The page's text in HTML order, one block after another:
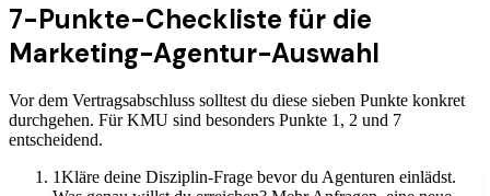
7-Punkte-Checkliste für die
Marketing-Agentur-Auswahl
Vor dem Vertragsabschluss solltest du diese sieben Punkte konkret
durchgehen. Für KMU sind besonders Punkte 1, 2 und 7
entscheidend.
1Kläre deine Disziplin-Frage bevor du Agenturen einlädst.